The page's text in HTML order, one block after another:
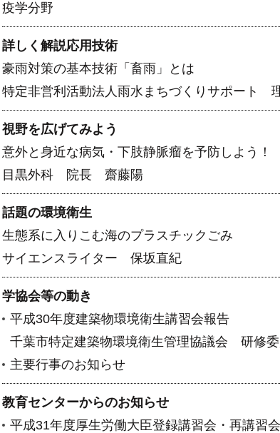
疫学分野
詳しく解説応用技術
豪雨対策の基本技術「畜雨」とは
特定非営利活動法人雨水まちづくりサポート
視野を広げてみよう
意外と身近な病気・下肢静脈瘤を予防しよう！
目黒外科 院長 齋藤陽
話題の環境衛生
生態系に入りこむ海のプラスチックごみ
サイエンスライター 保坂直紀
学協会等の動き
平成30年度建築物環境衛生講習会報告
千葉市特定建築物環境衛生管理協議会 研修
主要行事のお知らせ
教育センターからのお知らせ
平成31年度厚生労働大臣登録講習会・再講習